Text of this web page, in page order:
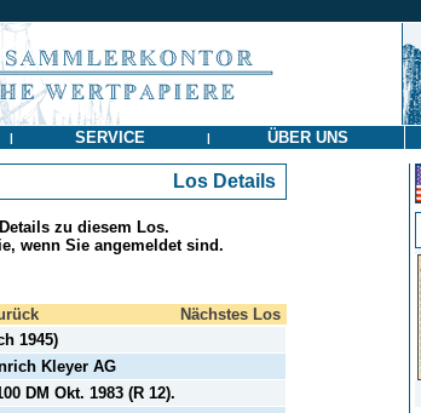
| SERVICE | ÜBER UNS
Los Details
zu diesem Los.
wenn Sie angemeldet sind.
Nächstes Los
1945)
Kleyer AG
DM Okt. 1983 (R 12).